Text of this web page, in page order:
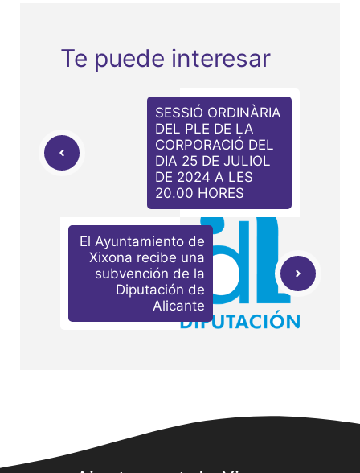
Te puede interesar
SESSIÓ ORDINÀRIA
DEL PLE DE LA
CORPORACIÓ DEL
DIA 25 DE JULIOL
DE 2024 A LES
20.00 HORES
El Ayuntamiento de
Xixona recibe una
subvención de la
Diputación de
Alicante